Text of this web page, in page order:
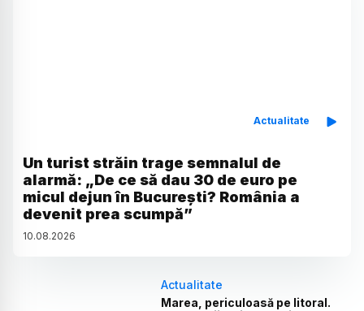
Actualitate
Un turist străin trage semnalul de
alarmă: „De ce să dau 30 de euro pe
micul dejun în București? România a
devenit prea scumpă”
10.08.2026
Actualitate
Marea, periculoasă pe litoral.